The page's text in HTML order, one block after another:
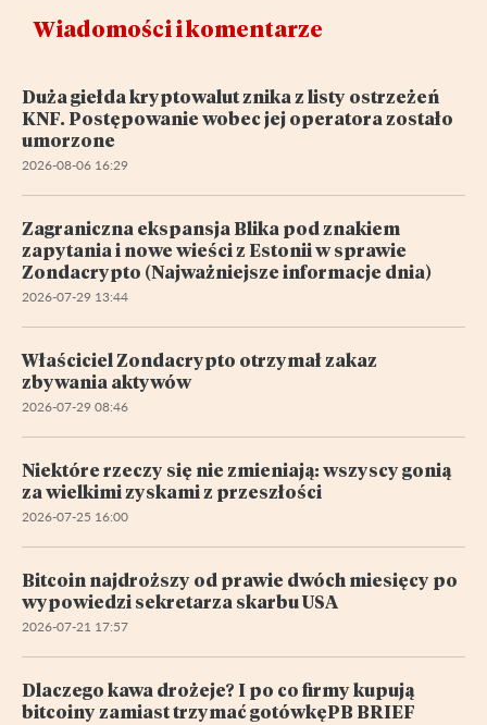
Wiadomości i komentarze
Duża giełda kryptowalut znika z listy ostrzeżeń
KNF. Postępowanie wobec jej operatora zostało
umorzone
2026-08-06 16:29
Zagraniczna ekspansja Blika pod znakiem
zapytania i nowe wieści z Estonii w sprawie
Zondacrypto (Najważniejsze informacje dnia)
2026-07-29 13:44
Właściciel Zondacrypto otrzymał zakaz
zbywania aktywów
2026-07-29 08:46
Niektóre rzeczy się nie zmieniają: wszyscy gonią
za wielkimi zyskami z przeszłości
2026-07-25 16:00
Bitcoin najdroższy od prawie dwóch miesięcy po
wypowiedzi sekretarza skarbu USA
2026-07-21 17:57
Dlaczego kawa drożeje? I po co firmy kupują
bitcoiny zamiast trzymać gotówkęPB BRIEF